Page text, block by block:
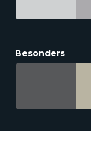
Besonders